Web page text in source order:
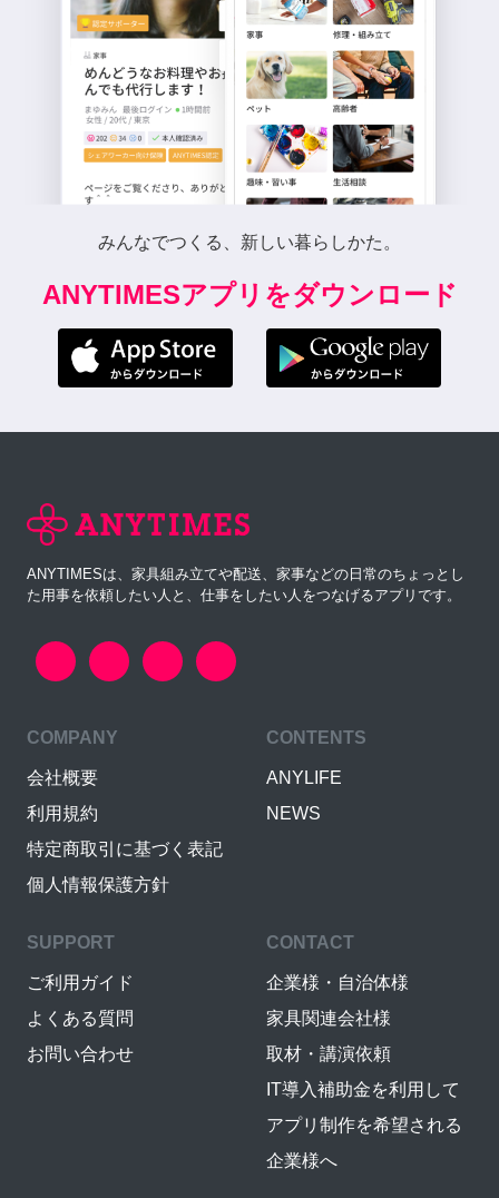
みんなでつくる、新しい暮らしかた。
ANYTIMESアプリをダウンロード
ANYTIMESは、家具組み立てや配送、家事などの日常のちょっとし
た用事を依頼したい人と、仕事をしたい人をつなげるアプリです。
COMPANY
会社概要
利用規約
特定商取引に基づく表記
個人情報保護方針
CONTENTS
ANYLIFE
NEWS
SUPPORT
ご利用ガイド
よくある質問
お問い合わせ
CONTACT
企業様・自治体様
家具関連会社様
取材・講演依頼
IT導入補助金を利用して
アプリ制作を希望される
企業様へ